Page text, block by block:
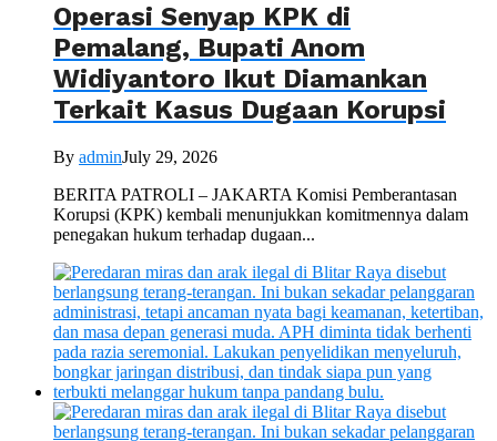
Operasi Senyap KPK di
Pemalang, Bupati Anom
Widiyantoro Ikut Diamankan
Terkait Kasus Dugaan Korupsi
By adminJuly 29, 2026
BERITA PATROLI – JAKARTA Komisi Pemberantasan
Korupsi (KPK) kembali menunjukkan komitmennya dalam
penegakan hukum terhadap dugaan...